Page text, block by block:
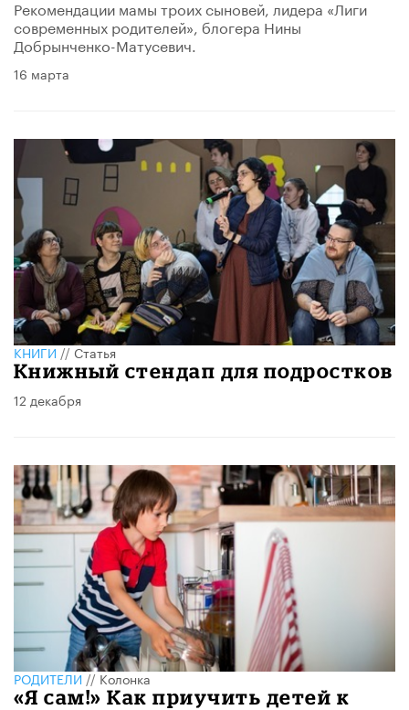
Рекомендации мамы троих сыновей, лидера «Лиги
современных родителей», блогера Нины
Добрынченко-Матусевич.
16 марта
КНИГИ//Статья
Книжный стендап для подростков
12 декабря
РОДИТЕЛИ//Колонка
«Я сам!» Как приучить детей к